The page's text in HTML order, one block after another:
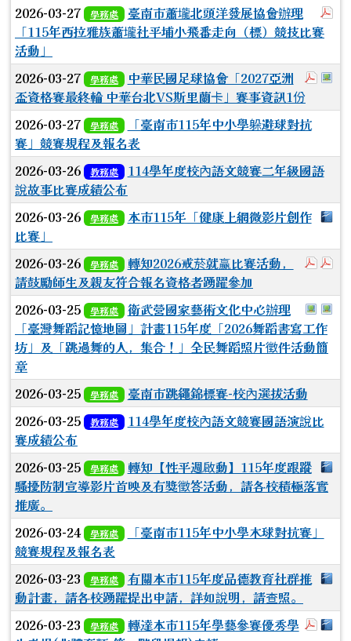
2026-03-27 學務處
臺南市蕭壠北頭洋發展協會辦理
「115年西拉雅族蕭壠社平埔小飛番走向（標）競技比賽
活動」
於彈
2026-03-27 學務處
中華民國足球協會「2027亞洲
盃資格賽最終輪 中華台北VS斯里蘭卡」賽事資訊1份
2026-03-27
學務處
「臺南市115年中小學躲避球對抗
賽」競賽規程及報名表
2026-03-26
教務處
114學年度校內語文競賽二年級國語
說故事比賽成績公布
2026-03-26 學務處
本市115年「健康上網微影片創作
比賽」
於彈
2026-03-26 學務處
轉知2026戒菸就赢比賽活動，
請鼓勵師生及親友符合報名資格者踴躍參加
於彈
2026-03-25 學務處
衛武營國家藝術文化中心辦理
「臺灣舞蹈記憶地圖」計畫115年度「2026舞蹈書寫工作
坊」及「跳過舞的人，集合！」全民舞蹈照片徵件活動簡
章
2026-03-25
學務處
臺南市跳繩錦標賽-校內選拔活動
2026-03-25
教務處
114學年度校內語文競賽國語演說比
賽成績公布
2026-03-25 學務處
轉知【性平週啟動】115年度跟蹤
騷擾防制宣導影片首映及有獎徵答活動，請各校積極落實
推廣。
2026-03-24
學務處
「臺南市115年中小學木球對抗賽」
競賽規程及報名表
2026-03-23 學務處
有關本市115年度品德教育社群推
動計畫，請各校踴躍提出申請，詳如說明，請查照。
於彈
2026-03-23 學務處
轉達本市115年學藝參賽優秀學